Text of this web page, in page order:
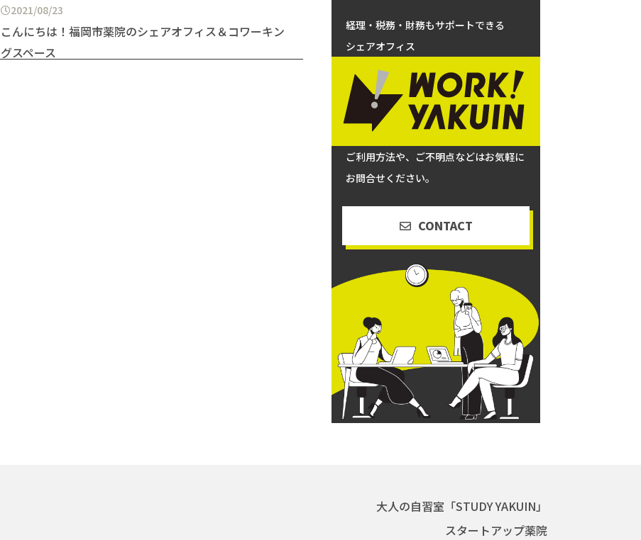
2021/08/23
こんにちは！福岡市薬院のシェアオフィス＆コワーキン
グスペース
経理・税務・財務もサポートできる
シェアオフィス
ご利用方法や、ご不明点などはお気軽に
お問合せください。
CONTACT
大人の自習室「STUDY YAKUIN」
スタートアップ薬院